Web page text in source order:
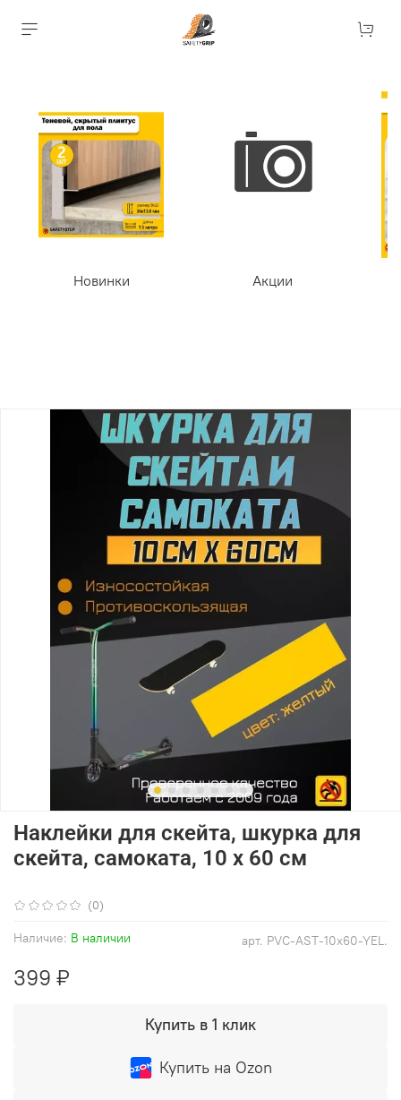
Новинки Акции
(0)
арт. PVC-AST-10x60-YEL.
Наличие: В наличии
Наклейки для скейта, шкурка для
скейта, самоката, 10 х 60 см
399 ₽
Купить в 1 клик
Купить на Ozon